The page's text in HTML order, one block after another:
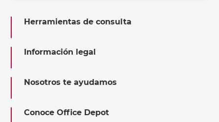
Herramientas de consulta
Información legal
Nosotros te ayudamos
Conoce Office Depot